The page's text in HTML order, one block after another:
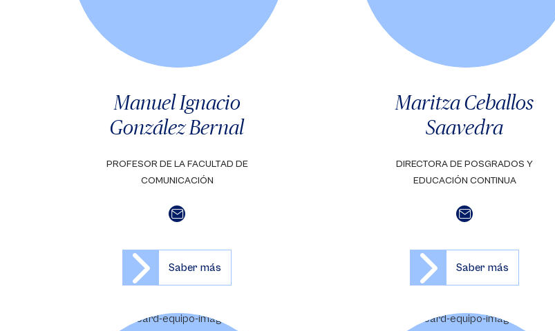
Manuel Ignacio
González Bernal
PROFESOR DE LA FACULTAD DE
COMUNICACIÓN
Saber más
Maritza Ceballos
Saavedra
DIRECTORA DE POSGRADOS Y
EDUCACIÓN CONTINUA
Saber más